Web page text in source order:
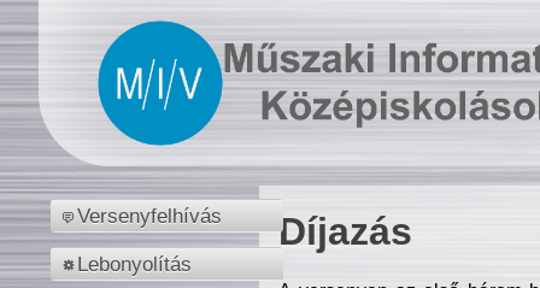
Versenyfelhívás
Lebonyolítás
Díjazás